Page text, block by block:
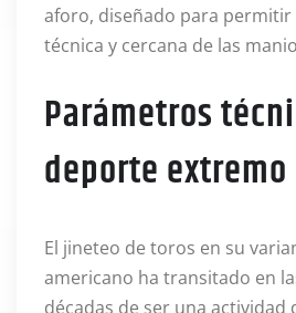
aforo, diseñado para permitir
técnica y cercana de las
Parámetros
deporte extremo
El jineteo de toros en su
americano ha transitado en
décadas de ser una actividad